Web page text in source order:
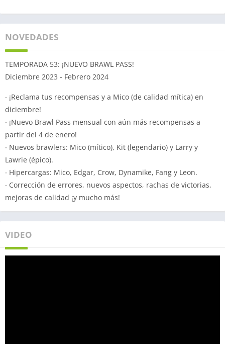
NOVEDADES
TEMPORADA 53: ¡NUEVO BRAWL PASS!
Diciembre 2023 - Febrero 2024
∙ ¡Reclama tus recompensas y a Mico (de calidad mítica) en
diciembre!
∙ ¡Nuevo Brawl Pass mensual con aún más recompensas a
partir del 4 de enero!
∙ Nuevos brawlers: Mico (mítico), Kit (legendario) y Larry y
Lawrie (épico).
∙ Hipercargas: Mico, Edgar, Crow, Dynamike, Fang y Leon.
∙ Corrección de errores, nuevos aspectos, rachas de victorias,
mejoras de calidad ¡y mucho más!
VIDEO